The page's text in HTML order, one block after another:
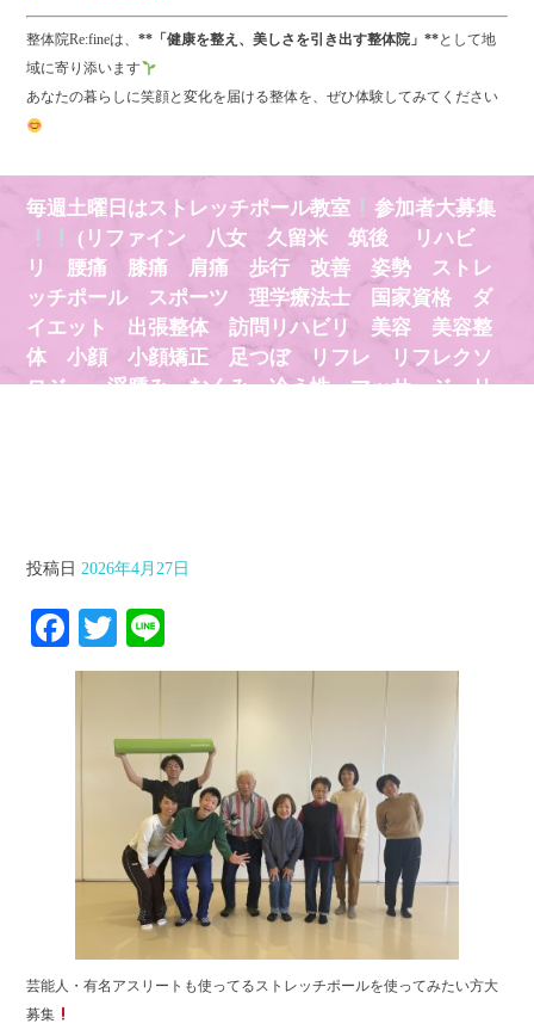
整体院Re:fineは、**「健康を整え、美しさを引き出す整体院」**として地
域に寄り添います
あなたの暮らしに笑顔と変化を届ける整体を、ぜひ体験してみてください
毎週土曜日はストレッチポール教室
参加者大募集
(リファイン 八女 久留米 筑後 リハビ
リ 腰痛 膝痛 肩痛 歩行 改善 姿勢 ストレ
ッチポール スポーツ 理学療法士 国家資格 ダ
イエット 出張整体 訪問リハビリ 美容 美容整
体 小顔 小顔矯正 足つぼ リフレ リフレクソ
ロジー 浮腫み むくみ 冷え性 マッサージ リ
投稿日 2026年4月27日
Facebook
Twitter
芸能人・有名アスリートも使ってるストレッチポールを使ってみたい方大
募集